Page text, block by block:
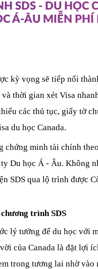
SDS - DU HỌC
Á-ÂU MIỄN PHÍ
kỳ vọng sẽ tiếp nối
thời gian xét Visa
các thủ tục, giấy tờ
du học Canada.
chứng minh tài chính
Du học Á - Âu. Không
SDS qua lộ trình được
trình SDS
lý tưởng để du học với
của Canada là đặt lợi
trong tương lai nhờ